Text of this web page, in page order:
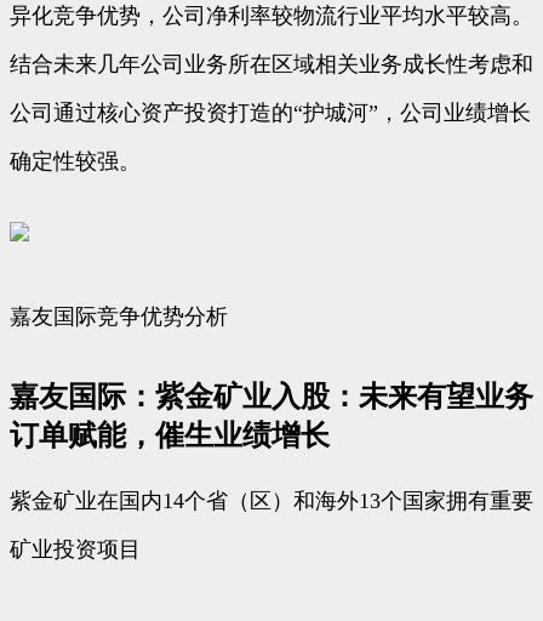
异化竞争优势，公司净利率较物流行业平均水平较高。
结合未来几年公司业务所在区域相关业务成长性考虑和
公司通过核心资产投资打造的“护城河”，公司业绩增长
确定性较强。
嘉友国际竞争优势分析
嘉友国际：紫金矿业入股：未来有望业务
订单赋能，催生业绩增长
紫金矿业在国内14个省（区）和海外13个国家拥有重要
矿业投资项目